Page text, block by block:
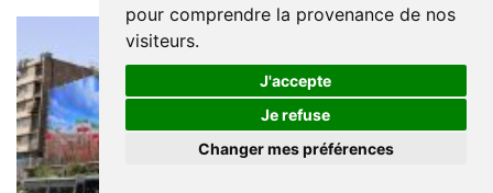
pour comprendre la provenance de nos
visiteurs.
J'accepte
Je refuse
Changer mes préférences